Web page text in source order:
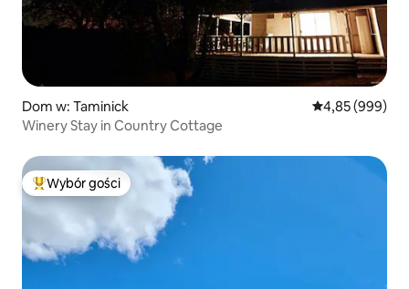
Dom w: Taminick Średnia
4,85 (999)
Winery Stay in Country Cottage
Najpopularniejsze z kategorii Wybór gości
Wybór gości